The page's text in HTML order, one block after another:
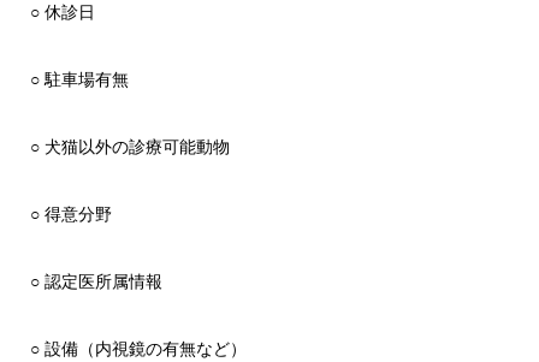
○ 休診日
○ 駐車場有無
○ 犬猫以外の診療可能動物
○ 得意分野
○ 認定医所属情報
○ 設備（内視鏡の有無など）